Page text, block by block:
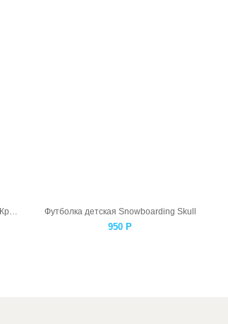
Футболка детская Snowboarding Skull
950 Р